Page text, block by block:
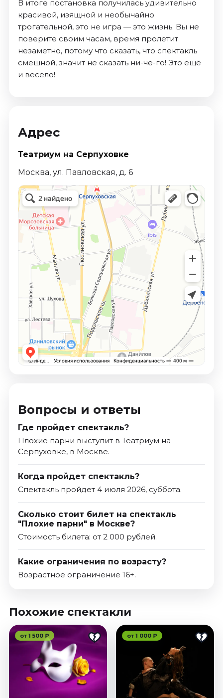
В итоге постановка получилась удивительно
красивой, изящной и необычайно
трогательной, это не игра — это жизнь. Вы не
поверите своим часам, время пролетит
незаметно, потому что сказать, что спектакль
смешной, значит не сказать ни-че-го! Это ещё
и весело!
Адрес
Театриум на Серпуховке
Москва, ул. Павловская, д. 6
Вопросы и ответы
Где пройдет спектакль?
Плохие парни выступит в Театриум на
Серпуховке, в Москве.
Когда пройдет спектакль?
Спектакль пройдет 4 июля 2026, суббота.
Сколько стоит билет на спектакль
"Плохие парни" в Москве?
Стоимость билета: от 2 000 рублей.
Какие ограничения по возрасту?
Возрастное ограничение 16+.
Похожие спектакли
от 1 500 ₽ от 1 000 ₽